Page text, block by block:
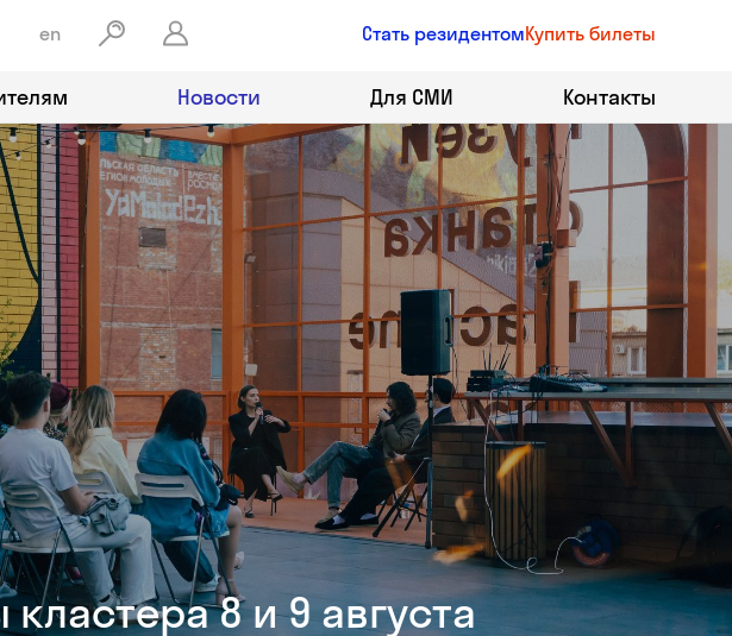
en Стать резидентомКупить билеты
Новости Для СМИ Контакты
8 и 9 августа